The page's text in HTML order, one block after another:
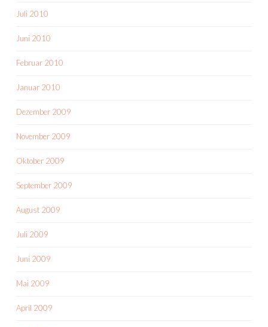
Juli 2010
Juni 2010
Februar 2010
Januar 2010
Dezember 2009
November 2009
Oktober 2009
September 2009
August 2009
Juli 2009
Juni 2009
Mai 2009
April 2009